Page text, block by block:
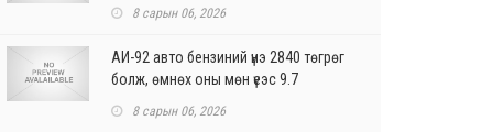
8 сарын 06, 2026
АИ-92 авто бензиний үнэ 2840 төгрөг
болж, өмнөх оны мөн үеэс 9.7
8 сарын 06, 2026